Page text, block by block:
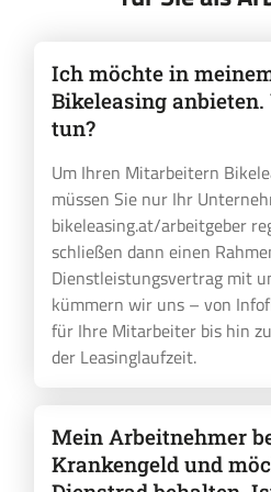
Ich möchte in
Bikeleasing
tun?
Um Ihren Mitarbeitern
müssen Sie nur Ihr
bikeleasing.at/arbeitgeber
schließen dann einen
Dienstleistungsvertrag mit
kümmern wir uns – von
für Ihre Mitarbeiter bis hin
der Leasinglaufzeit.
Mein Arbeitnehmer
Krankengeld und